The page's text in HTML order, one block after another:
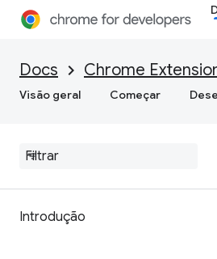
Docs Chrome
Visão geral Começar
Introdução